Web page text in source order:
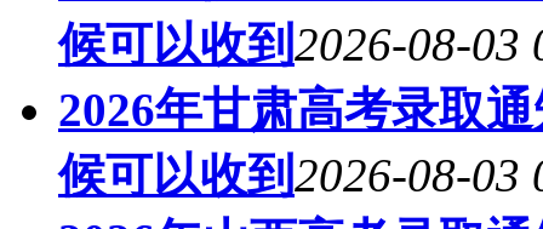
候可以收到 2026-08-03
2026年甘肃高考录取
候可以收到 2026-08-03